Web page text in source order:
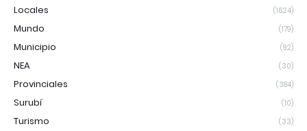
Locales (1624)
Mundo (179)
Municipio (92)
NEA (30)
Provinciales (384)
Surubí (10)
Turismo (33)